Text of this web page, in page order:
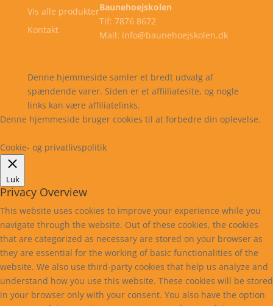
Vis alle produkter
Kontakt
Baunehoejskolen
Tlf: 7876 8672
Mail: info@baunehoejskolen.dk
Denne hjemmeside samler et bredt udvalg af
spændende varer. Siden er et affiiliatesite, og nogle
links kan være affiliatelinks.
Denne hjemmeside bruger cookies til at forbedre din oplevelse.
Cookie- og privatlivspolitik
Luk
Privacy Overview
This website uses cookies to improve your experience while you
navigate through the website. Out of these cookies, the cookies
that are categorized as necessary are stored on your browser as
they are essential for the working of basic functionalities of the
website. We also use third-party cookies that help us analyze and
understand how you use this website. These cookies will be stored
in your browser only with your consent. You also have the option